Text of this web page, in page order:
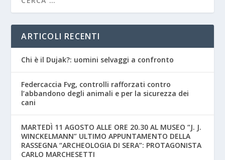
ARTICOLI RECENTI
Chi è il Dujak?: uomini selvaggi a confronto
Federcaccia Fvg, controlli rafforzati contro
l’abbandono degli animali e per la sicurezza dei
cani
MARTEDÌ 11 AGOSTO ALLE ORE 20.30 AL MUSEO “J. J.
WINCKELMANN” ULTIMO APPUNTAMENTO DELLA
RASSEGNA “ARCHEOLOGIA DI SERA”: PROTAGONISTA
CARLO MARCHESETTI